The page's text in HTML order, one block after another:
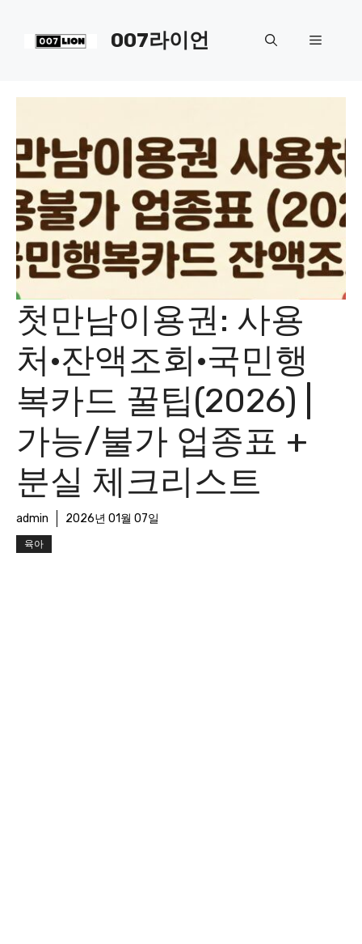
007라이언 메
첫만남이용권: 사용
처·잔액조회·국민행
복카드 꿀팁(2026) |
가능/불가 업종표 +
분실 체크리스트
admin 2026년 01월 07일
육아